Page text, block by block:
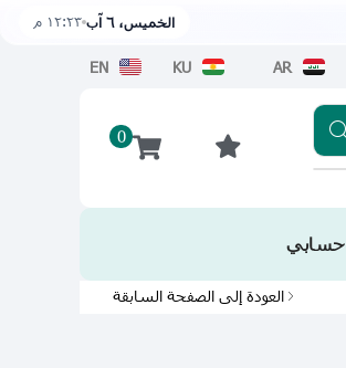
الخميس، ٦ آب ١٢:٢٣ م
AR
KU
EN
0
تطبيقنا متوفر الآن على متجر أبل اضغط
حسابي
العودة إلى الصفحة السابقة